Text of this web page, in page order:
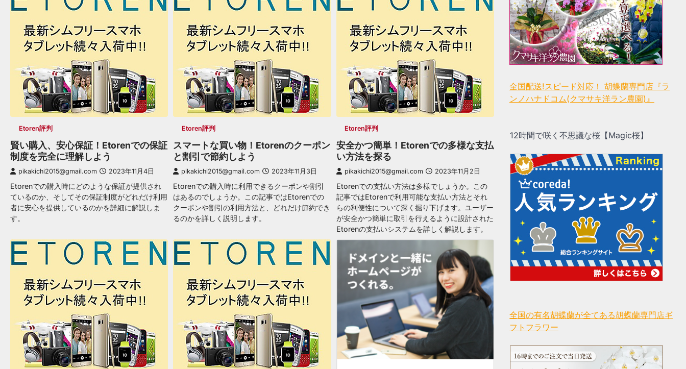
Etoren評判
賢い購入、安心保証！Etorenでの保証
制度を完全に理解しよう
pikakichi2015@gmail.com 2023年11月4日
Etorenでの購入時にどのような保証が提供され
ているのか、そしてその保証制度がどれだけ利用
者に安心を提供しているのかを詳細に解説しま
す。
Etoren評判
スマートな買い物！Etorenのクーポン
と割引で節約しよう
pikakichi2015@gmail.com 2023年11月3日
Etorenでの購入時に利用できるクーポンや割引
はあるのでしょうか。この記事ではEtorenでの
クーポンや割引の利用方法と、どれだけ節約でき
るのかを詳しく説明します。
Etoren評判
安全かつ簡単！Etorenでの多様な支払
い方法を探る
pikakichi2015@gmail.com 2023年11月2日
Etorenでの支払い方法は多様でしょうか。この
記事ではEtorenで利用可能な支払い方法とそれ
らの利便性について深く掘り下げます。ユーザー
が安全かつ簡単に取引を行えるように設計された
Etorenの支払いシステムを詳しく解説します。
全国配送!スピード対応！ 胡蝶蘭専門店『ラ
ンノハナドコム(クマサキ洋ラン農園)』
12時間で咲く不思議な桜【Magic桜】
全国の有名胡蝶蘭が全てある胡蝶蘭専門店ギ
フトフラワー